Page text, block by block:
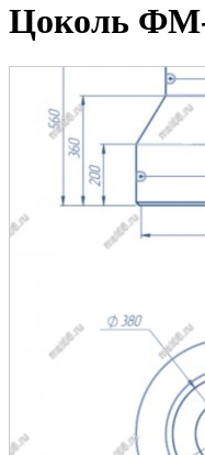
Цоколь